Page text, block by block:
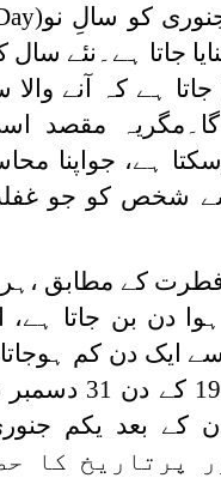
کو سالِ نو
جاتا ہے۔نئے
جاتا ہے کہ آنے
گا۔مگریہ مقصد
ہے، جواپنا
شخص کو جو
کے مطابق ،ہر
ہوا دن بن جاتا
ایک دن کم ہوجاتا
پرتاریخ کا